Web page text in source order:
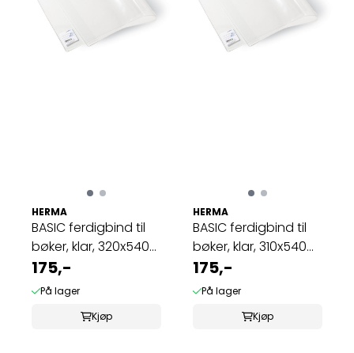
HERMA
BASIC ferdigbind til
bøker, klar, 320x540
mm (10 ...
175,-
På lager
Kjøp
HERMA
BASIC ferdigbind til
bøker, klar, 310x540
mm (10 ...
175,-
På lager
Kjøp